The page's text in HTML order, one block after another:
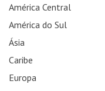
América Central
América do Sul
Ásia
Caribe
Europa